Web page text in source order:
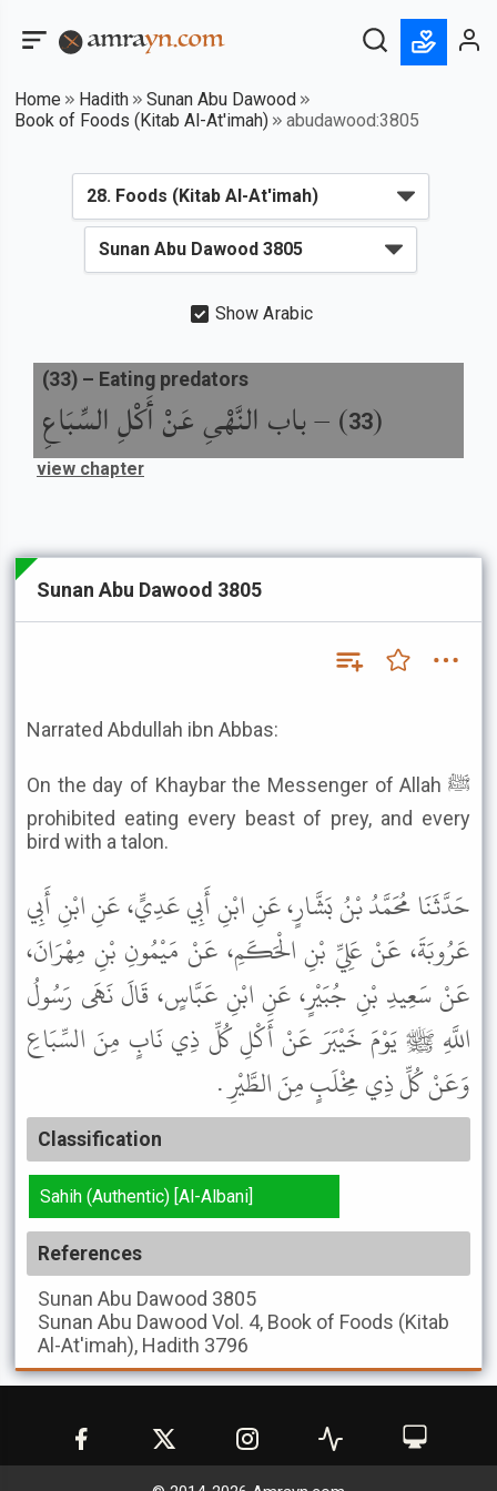
Home Hadith
Sunan Abu Dawood
Book of Foods (Kitab Al-At'imah)
abudawood:3805
Show Arabic
(
33
) –باب النَّهْىِ عَنْ أَكْلِ السِّبَاعِ
(33) – Eating predators
view chapter
Sunan Abu Dawood 3805
Narrated Abdullah ibn Abbas:
On the day of Khaybar the Messenger of Allah ﷺ
prohibited eating every beast of prey, and every
bird with a talon.
حَدَّثَنَا مُحَمَّدُ بْنُ بَشَّارٍ، عَنِ ابْنِ أَبِي عَدِيٍّ، عَنِ ابْنِ أَبِي
عَرُوبَةَ، عَنْ عَلِيِّ بْنِ الْحَكَمِ، عَنْ مَيْمُونِ بْنِ مِهْرَانَ،
عَنْ سَعِيدِ بْنِ جُبَيْرٍ، عَنِ ابْنِ عَبَّاسٍ، قَالَ نَهَى رَسُولُ
اللَّهِ ﷺ يَوْمَ خَيْبَرَ عَنْ أَكْلِ كُلِّ ذِي نَابٍ مِنَ السِّبَاعِ
وَعَنْ كُلِّ ذِي مِخْلَبٍ مِنَ الطَّيْرِ .
Classification
Sahih (Authentic) [Al-Albani]
References
Sunan Abu Dawood 3805
Sunan Abu Dawood Vol. 4, Book of Foods (Kitab
Al-At'imah), Hadith 3796